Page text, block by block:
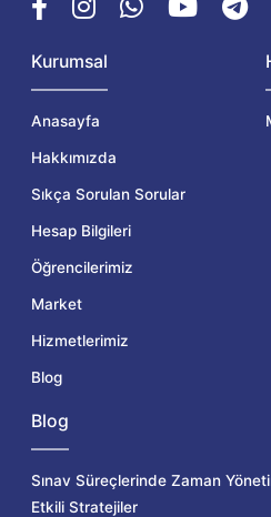
Kurumsal
Anasayfa
Hakkımızda
Sıkça Sorulan Sorular
Hesap Bilgileri
Öğrencilerimiz
Market
Hizmetlerimiz
Blog
Blog
Sınav Süreçlerinde Zaman
Etkili Stratejiler